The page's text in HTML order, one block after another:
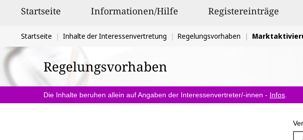
Startseite Informationen/Hilfe Registereinträge
Sie
befinden
sich
hier:
Startseite Inhalte der Interessenvertretung Regelungsvorhaben
Regelungsvorhaben
Die Inhalte beruhen allein auf Angaben der Interessenvertreter/-innen - Infos